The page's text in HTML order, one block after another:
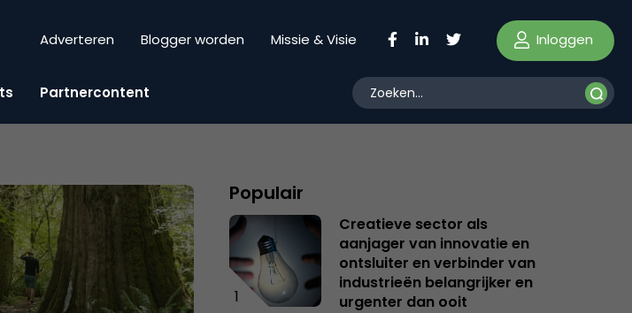
Adverteren Blogger worden Missie & Visie Inloggen
Partnercontent
Populair
1
Creatieve sector als
aanjager van innovatie en
ontsluiter en verbinder van
industrieën belangrijker en
urgenter dan ooit